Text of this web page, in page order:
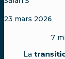
23 mars 2026
7
La